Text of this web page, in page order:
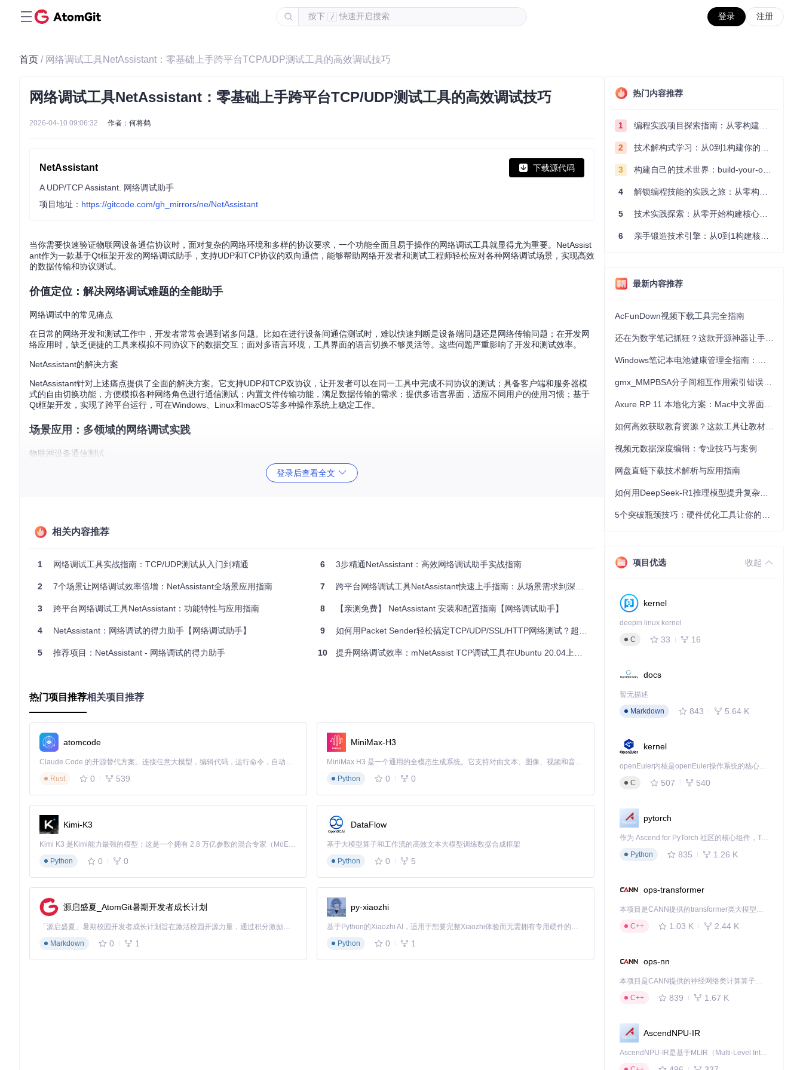
按下 / 快速开启搜索 登录 注册
首页 / 网络调试工具NetAssistant：零基础上手跨平台TCP/UDP测试工具的高效调试技巧
网络调试工具NetAssistant：零基础上手跨平台TCP/UDP测试工具的高效调试技巧
2026-04-10 09:06:32 作者：何将鹤
NetAssistant 下载源代码
A UDP/TCP Assistant. 网络调试助手
项目地址： https://gitcode.com/gh_mirrors/ne/NetAssistant
当你需要快速验证物联网设备通信协议时，面对复杂的网络环境和多样的协议要求，一个功能全面且易于操作的网络调试工具就显得尤为重要。NetAssist
ant作为一款基于Qt框架开发的网络调试助手，支持UDP和TCP协议的双向通信，能够帮助网络开发者和测试工程师轻松应对各种网络调试场景，实现高效
的数据传输和协议测试。
价值定位：解决网络调试难题的全能助手
网络调试中的常见痛点
在日常的网络开发和测试工作中，开发者常常会遇到诸多问题。比如在进行设备间通信测试时，难以快速判断是设备端问题还是网络传输问题；在开发网
络应用时，缺乏便捷的工具来模拟不同协议下的数据交互；面对多语言环境，工具界面的语言切换不够灵活等。这些问题严重影响了开发和测试效率。
NetAssistant的解决方案
NetAssistant针对上述痛点提供了全面的解决方案。它支持UDP和TCP双协议，让开发者可以在同一工具中完成不同协议的测试；具备客户端和服务器模
式的自由切换功能，方便模拟各种网络角色进行通信测试；内置文件传输功能，满足数据传输的需求；提供多语言界面，适应不同用户的使用习惯；基于
Qt框架开发，实现了跨平台运行，可在Windows、Linux和macOS等多种操作系统上稳定工作。
场景应用：多领域的网络调试实践
物联网设备通信测试
在物联网项目开发中，设备之间的通信协议验证是关键环节。使用NetAssistant可以快速搭建测试环境，模拟设备发送和接收数据。例如，在测试智能家
居设备的通信功能时，通过NetAssistant的TCP客户端模式连接设备，发送控制指令，观察设备的响应情况，从而快速定位通信问题。
用NetAssistant的服务器模式模拟服务端，客户端应用连接后发送消息，通过NetAssistant查看消息是否正确接收，以及数据格式是否符合预期。
当网络出现故障时，NetAssistant可以作为诊断工具。通过监听特定端口，查看网络数据的传输情况，判断是网络连接问题、数据传输错误还是其他原因
导致的故障。例如，当某个服务无法正常访问时，使用NetAssistant测试端口的连通性，确定是端口未开放还是服务未启动。
实施路径：从安装到配置的完整流程
环境准备与安装
首先，确保系统满足以下要求：Windows 7/10/11、Linux（Ubuntu/CentOS等）或macOS操作系统；安装Qt5或更高版本的Qt框架；配备GCC或MSVC等
进入项目目录：
cd NetAssistant # 切换到项目根目录
qmake NetAssistant.pro
然后编译项目：
编译成功后，会在项目目录下生成可执行文件“NetAssistant”，且无错误提示信息。
语言设置方面，NetAssistant的语言配置文件位于“language/”目录，包含“Chinese.qm”（中文语言包）和“English.qm”（英文语言包）。在软件界面中，
通过“设置”菜单选择“语言”选项，即可切换偏好的语言，重启软件后生效。
登录后查看全文
相关内容推荐
1 网络调试工具实战指南：TCP/UDP测试从入门到精通
2 7个场景让网络调试效率倍增：NetAssistant全场景应用指南
3 跨平台网络调试工具NetAssistant：功能特性与应用指南
4 NetAssistant：网络调试的得力助手【网络调试助手】
5 推荐项目：NetAssistant - 网络调试的得力助手
6 3步精通NetAssistant：高效网络调试助手实战指南
7 跨平台网络调试工具NetAssistant快速上手指南：从场景需求到深度应用
8 【亲测免费】 NetAssistant 安装和配置指南【网络调试助手】
9 如何用Packet Sender轻松搞定TCP/UDP/SSL/HTTP网络测试？超实用工具全指南
10 提升网络调试效率：mNetAssist TCP调试工具在Ubuntu 20.04上的完美指南
热门项目推荐相关项目推荐
atomcode
Claude Code 的开源替代方案。连接任意大模型，编辑代码，运行命令，自动验证 — 全自动执行。用 Rust 构建，极致性能。 ｜ An open-source alternative to Claude Code. Connect any LLM, edit code, run commands, and verify changes — autonomously. Built in Rust for speed. Get Started
Rust
0 539
MiniMax-H3
MiniMax H3 是一个通用的全模态生成系统。它支持对由文本、图像、视频和音频组成的多模态上下文进行统一理解，并能生成分辨率高达 2K、时长可达 15 秒的带原生立体声音频的视频。得益于面向任务泛化的系统设计，H3 在预训练阶段就已具备广泛的多模态上下文理解与生成能力，能够出色地执行复杂的多模态指令。
Python
0 0
Kimi-K3
Kimi K3 是Kimi能力最强的模型：这是一个拥有 2.8 万亿参数的混合专家（MoE）模型，具备原生视觉理解能力，并支持 100 万 token 的上下文窗口。
Python
0 0
DataFlow
基于大模型算子和工作流的高效文本大模型训练数据合成框架
Python
0 5
源启盛夏_AtomGit暑期开发者成长计划
「源启盛夏」暑期校园开发者成长计划旨在激活校园开源力量，通过积分激励、认证扶持、资源倾斜等形式，引导高校组织和开发者完成「入驻 — 建项目 — 做贡献 — 获认证 — 得资源」的完整闭环。无论你是想带领社团入驻平台的组织者，还是希望用代码贡献证明自己的开发者，都能在这里找到属于你的成长路径。
Markdown
0 1
py-xiaozhi
基于Python的Xiaozhi AI，适用于想要完整Xiaozhi体验而无需拥有专用硬件的用户。
Python
0 1
热门内容推荐
1 编程实践项目探索指南：从零构建技术能力体系
2 技术解构式学习：从0到1构建你的编程知识体系
3 构建自己的技术世界：build-your-own-x项目的实践探索指南
4 解锁编程技能的实践之旅：从零构建你的技术世界
5 技术实践探索：从零开始构建核心系统的实践指南
6 亲手锻造技术引擎：从0到1构建核心系统的实践指南
最新内容推荐
AcFunDown视频下载工具完全指南
视频元数据深度编辑：专业技巧与案例
网盘直链下载技术解析与应用指南
项目优选 收起
kernel
deepin linux kernel
C
33 16
docs
暂无描述
Markdown
843 5.64 K
kernel
openEuler内核是openEuler操作系统的核心，既是系统性能与稳定性的基石，也是连接处理器、设备与服务的桥梁。
C
507 540
pytorch
作为 Ascend for PyTorch 社区的核心组件，TorchNPU 是昇腾专为 PyTorch 打造的深度学习适配插件，使 PyTorch 框架能够直接调用昇腾 NPU，为开发者提供昇腾 AI 处理器的超强算力。
Python
835 1.26 K
ops-transformer
本项目是CANN提供的transformer类大模型算子库，实现网络在NPU上加速计算。
C++
1.03 K 2.44 K
ops-nn
本项目是CANN提供的神经网络类计算算子库，实现网络在NPU上加速计算。
C++
839 1.67 K
AscendNPU-IR
AscendNPU-IR是基于MLIR（Multi-Level Intermediate Representation）构建的，面向昇腾亲和算子编译时使用的中间表示，提供昇腾完备表达能力，通过编译优化提升昇腾AI处理器计算效率，支持通过生态框架使能昇腾AI处理器与深度调优